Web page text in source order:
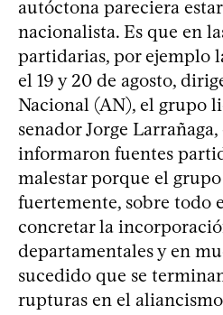
autóctona pareciera
nacionalista. Es que en
partidarias, por ejemplo
el 19 y 20 de agosto,
Nacional (AN), el grupo
senador Jorge
informaron fuentes
malestar porque el
fuertemente, sobre todo
concretar la
departamentales y en
sucedido que se
rupturas en el